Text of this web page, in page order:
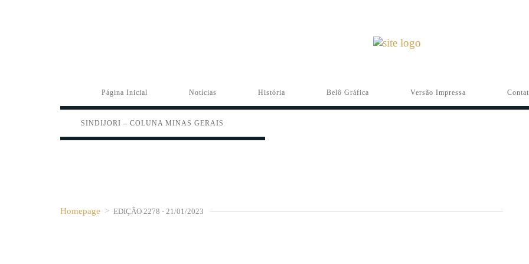
Página Inicial Notícias História Belô Gráfica Versão Impressa
SINDIJORI – COLUNA MINAS GERAIS
Homepage > EDIÇÃO 2278 - 21/01/2023